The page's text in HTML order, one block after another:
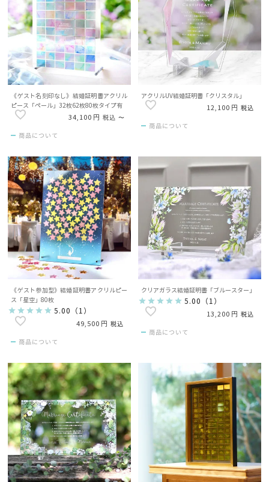
《ゲスト名刻印なし》結婚証明書アクリル
ピース「ペール」32枚62枚80枚タイプ有
34,100 税込 〜
商品について
アクリルUV結婚証明書「クリスタル」
12,100 税込
商品について
《ゲスト参加型》結婚証明書アクリルピー
ス「星空」80枚
5.00 （ 1 ）
49,500 税込
商品について
クリアガラス結婚証明書「ブルースター」
5.00 （ 1 ）
13,200 税込
商品について